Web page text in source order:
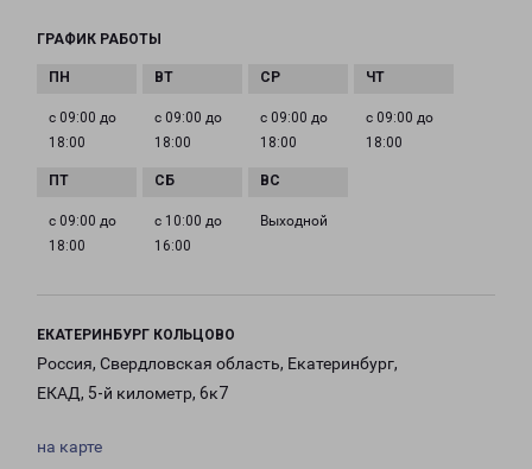
ГРАФИК РАБОТЫ
с 09:00 до
18:00
с 09:00 до
18:00
с 09:00 до
18:00
с 09:00 до
18:00
с 09:00 до
18:00
с 10:00 до
16:00
Выходной
ЕКАТЕРИНБУРГ КОЛЬЦОВО
Россия, Свердловская область, Екатеринбург,
ЕКАД, 5-й километр, 6к7
на карте